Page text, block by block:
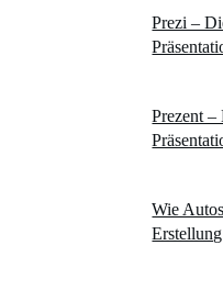
Prezi –
Prezent
Wie